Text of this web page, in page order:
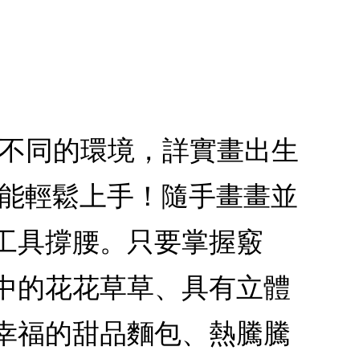
同的環境，詳實畫出生
輕鬆上手！隨手畫畫並
具撐腰。只要掌握竅
的花花草草、具有立體
福的甜品麵包、熱騰騰